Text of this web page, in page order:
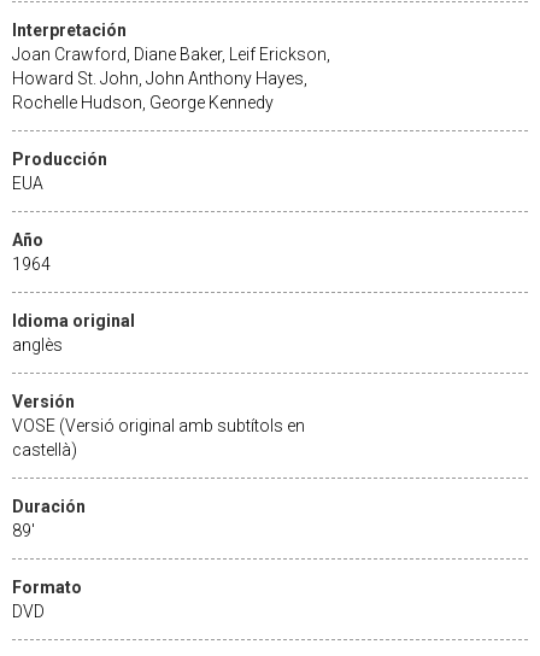
Interpretación
Joan Crawford, Diane Baker, Leif Erickson,
Howard St. John, John Anthony Hayes,
Rochelle Hudson, George Kennedy
Producción
EUA
Año
1964
Idioma original
anglès
Versión
VOSE (Versió original amb subtítols en
castellà)
Duración
89'
Formato
DVD